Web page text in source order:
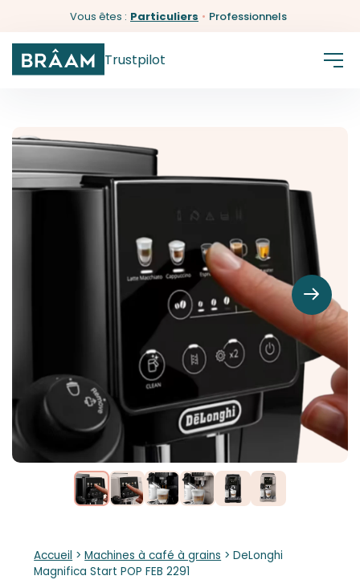
Vous êtes : Particuliers • Professionnels
Trustpilot
Accueil >Machines à café à grains >DeLonghi
Magnifica Start POP FEB 2291